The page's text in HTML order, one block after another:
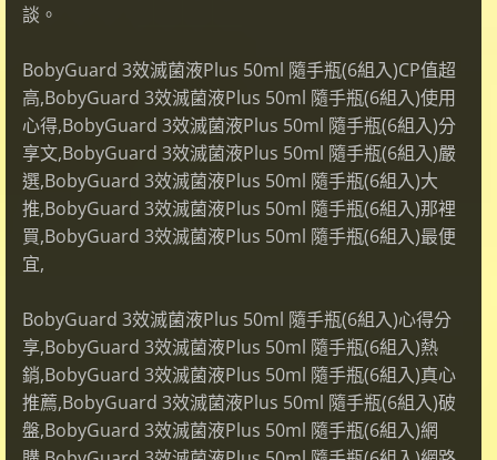
談。
BobyGuard 3效滅菌液Plus 50ml 隨手瓶(6組入)CP值超
高,BobyGuard 3效滅菌液Plus 50ml 隨手瓶(6組入)使用
心得,BobyGuard 3效滅菌液Plus 50ml 隨手瓶(6組入)分
享文,BobyGuard 3效滅菌液Plus 50ml 隨手瓶(6組入)嚴
選,BobyGuard 3效滅菌液Plus 50ml 隨手瓶(6組入)大
推,BobyGuard 3效滅菌液Plus 50ml 隨手瓶(6組入)那裡
買,BobyGuard 3效滅菌液Plus 50ml 隨手瓶(6組入)最便
宜,
BobyGuard 3效滅菌液Plus 50ml 隨手瓶(6組入)心得分
享,BobyGuard 3效滅菌液Plus 50ml 隨手瓶(6組入)熱
銷,BobyGuard 3效滅菌液Plus 50ml 隨手瓶(6組入)真心
推薦,BobyGuard 3效滅菌液Plus 50ml 隨手瓶(6組入)破
盤,BobyGuard 3效滅菌液Plus 50ml 隨手瓶(6組入)網